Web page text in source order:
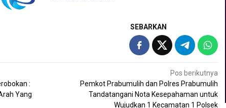
SEBARKAN
:
Yang
Pos berikutnya
Pemkot Prabumulih dan Polres Prabumulih
Tandatangani Nota Kesepahaman untuk
Wujudkan 1 Kecamatan 1 Polsek